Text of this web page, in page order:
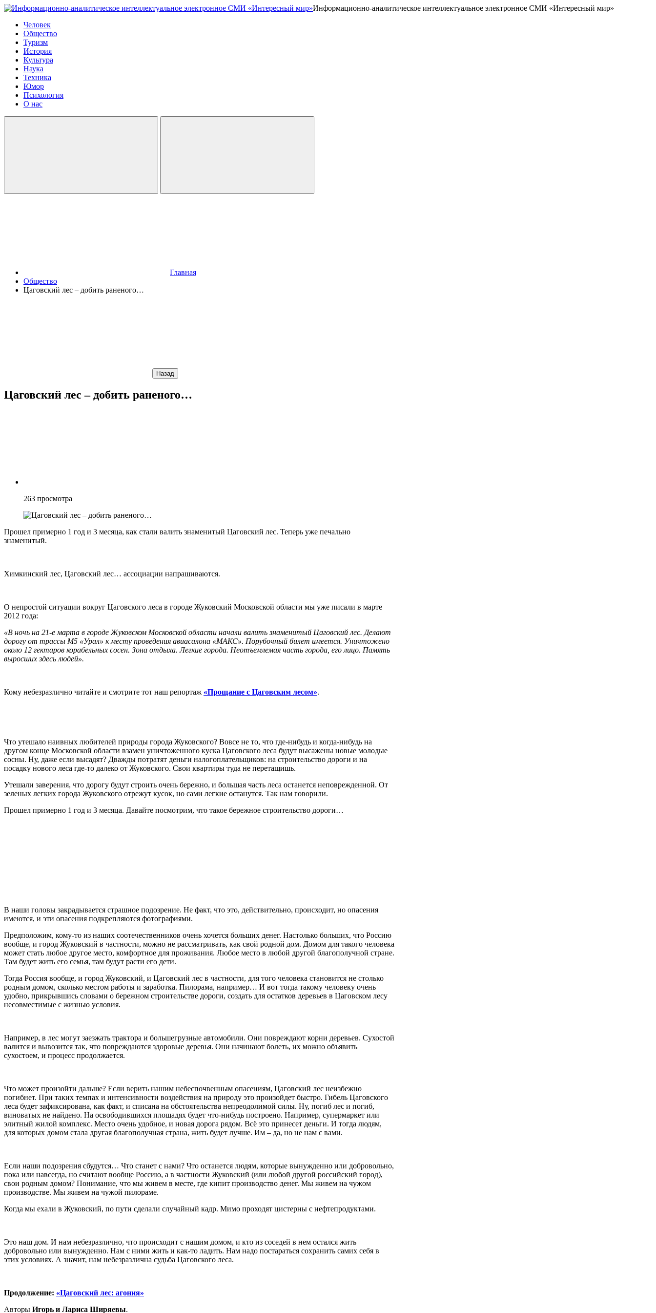
Информационно-аналитическое интеллектуальное электронное СМИ «Интересный мир»
Человек
Общество
Туризм
История
Культура
Наука
Техника
Юмор
Психология
О нас
Главная
Общество
Цаговский лес – добить раненого…
Назад
Цаговский лес – добить раненого…
263 просмотра
Прошел примерно 1 год и 3 месяца, как стали валить знаменитый Цаговский лес. Теперь уже печально
знаменитый.
Химкинский лес, Цаговский лес… ассоциации напрашиваются.
О непростой ситуации вокруг Цаговского леса в городе Жуковский Московской области мы уже писали в марте
2012 года:
«В ночь на 21-е марта в городе Жуковском Московской области начали валить знаменитый Цаговский лес. Делают
дорогу от трассы М5 «Урал» к месту проведения авиасалона «МАКС». Порубочный билет имеется. Уничтожено
около 12 гектаров корабельных сосен. Зона отдыха. Легкие города. Неотъемлемая часть города, его лицо. Память
выросших здесь людей».
Кому небезразлично читайте и смотрите тот наш репортаж «Прощание с Цаговским лесом».
Что утешало наивных любителей природы города Жуковского? Вовсе не то, что где-нибудь и когда-нибудь на
другом конце Московской области взамен уничтоженного куска Цаговского леса будут высажены новые молодые
сосны. Ну, даже если высадят? Дважды потратят деньги налогоплательщиков: на строительство дороги и на
посадку нового леса где-то далеко от Жуковского. Свои квартиры туда не перетащишь.
Утешали заверения, что дорогу будут строить очень бережно, и большая часть леса останется неповрежденной. От
зеленых легких города Жуковского отрежут кусок, но сами легкие останутся. Так нам говорили.
Прошел примерно 1 год и 3 месяца. Давайте посмотрим, что такое бережное строительство дороги…
В наши головы закрадывается страшное подозрение. Не факт, что это, действительно, происходит, но опасения
имеются, и эти опасения подкрепляются фотографиями.
Предположим, кому-то из наших соотечественников очень хочется больших денег. Настолько больших, что Россию
вообще, и город Жуковский в частности, можно не рассматривать, как свой родной дом. Домом для такого человека
может стать любое другое место, комфортное для проживания. Любое место в любой другой благополучной стране.
Там будет жить его семья, там будут расти его дети.
Тогда Россия вообще, и город Жуковский, и Цаговский лес в частности, для того человека становится не столько
родным домом, сколько местом работы и заработка. Пилорама, например… И вот тогда такому человеку очень
удобно, прикрывшись словами о бережном строительстве дороги, создать для остатков деревьев в Цаговском лесу
несовместимые с жизнью условия.
Например, в лес могут заезжать трактора и большегрузные автомобили. Они повреждают корни деревьев. Сухостой
валится и вывозится так, что повреждаются здоровые деревья. Они начинают болеть, их можно объявить
сухостоем, и процесс продолжается.
Что может произойти дальше? Если верить нашим небеспочвенным опасениям, Цаговский лес неизбежно
погибнет. При таких темпах и интенсивности воздействия на природу это произойдет быстро. Гибель Цаговского
леса будет зафиксирована, как факт, и списана на обстоятельства непреодолимой силы. Ну, погиб лес и погиб,
виноватых не найдено. На освободившихся площадях будет что-нибудь построено. Например, супермаркет или
элитный жилой комплекс. Место очень удобное, и новая дорога рядом. Всё это принесет деньги. И тогда людям,
для которых домом стала другая благополучная страна, жить будет лучше. Им – да, но не нам с вами.
Если наши подозрения сбудутся… Что станет с нами? Что останется людям, которые вынужденно или добровольно,
пока или навсегда, но считают вообще Россию, а в частности Жуковский (или любой другой российский город),
свои родным домом? Понимание, что мы живем в месте, где кипит производство денег. Мы живем на чужом
производстве. Мы живем на чужой пилораме.
Когда мы ехали в Жуковский, по пути сделали случайный кадр. Мимо проходят цистерны с нефтепродуктами.
Это наш дом. И нам небезразлично, что происходит с нашим домом, и кто из соседей в нем остался жить
добровольно или вынужденно. Нам с ними жить и как-то ладить. Нам надо постараться сохранить самих себя в
этих условиях. А значит, нам небезразлична судьба Цаговского леса.
Продолжение: «Цаговский лес: агония»
Авторы Игорь и Лариса Ширяевы.